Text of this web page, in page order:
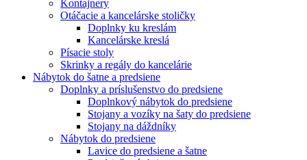
Kontajnery
Otáčacie a kancelárske stoličky
Doplnky ku kreslám
Kancelárske kreslá
Písacie stoly
Skrinky a regály do kancelárie
Nábytok do šatne a predsiene
Doplnky a príslušenstvo do predsiene
Doplnkový nábytok do predsiene
Stojany a vozíky na šaty do predsiene
Stojany na dáždníky
Nábytok do predsiene
Lavice do predsiene a šatne